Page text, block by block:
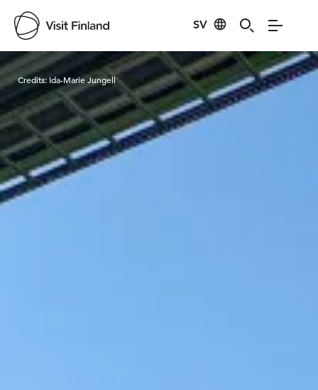
SV
Visit Finland
Credits:Ida-Marie Jungell